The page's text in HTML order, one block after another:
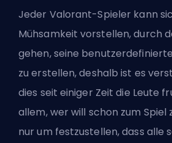
Jeder Valorant-Spieler kann
Mühsamkeit vorstellen, durch
gehen, seine
zu erstellen, deshalb ist es
dies seit einiger Zeit die Leute
allem, wer will schon zum Spiel
nur um festzustellen, dass alle